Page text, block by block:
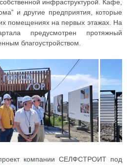
инфраструктурой. Кафе,
и другие предприятия, которые
помещениях на первых этажах. На
предусмотрен протяжный
благоустройством.
компании СЕЛФСТРОИТ под